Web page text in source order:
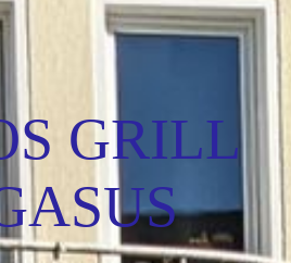
GRILL